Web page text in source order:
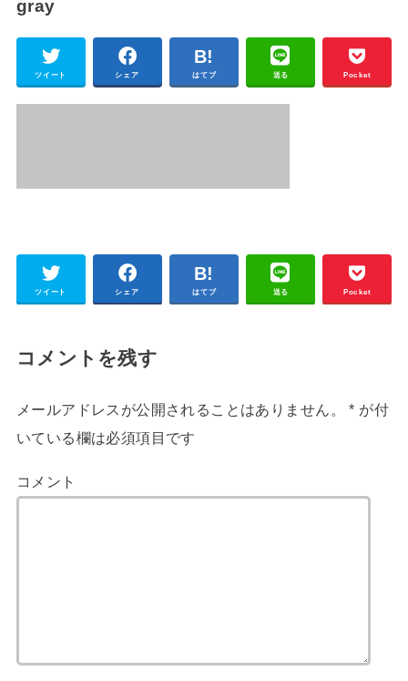
gray
ツイート シェア はてブ 送る Pocket
ツイート シェア はてブ 送る Pocket
コメントを残す
メールアドレスが公開されることはありません。 * が付
いている欄は必須項目です
コメント